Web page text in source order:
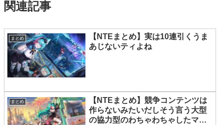
関連記事
まとめ
【NTEまとめ】実は10連引くうま
あじないティよね
まとめ
【NTEまとめ】競争コンテンツは
作らないみたいだしそう言う大型
の協力型のわちゃわちゃしたマル